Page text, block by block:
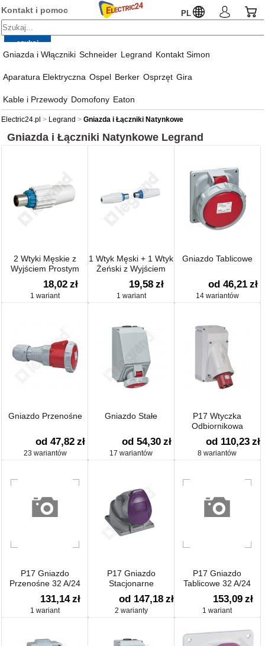
Kontakt i pomoc PL
Gniazda i Włączniki Schneider Legrand Kontakt Simon
Aparatura Elektryczna Ospel Berker Osprzęt Gira
Kable i Przewody Domofony Eaton
Electric24.pl Legrand Gniazda i Łączniki Natynkowe
Gniazda i Łączniki Natynkowe Legrand
2 Wtyki Męskie z
Wyjściem Prostym
18,02 zł
1 wariant
1 Wtyk Męski + 1 Wtyk
Żeński z Wyjściem
Prostym
19,58 zł
1 wariant
Gniazdo Tablicowe
od 46,21 zł
14 wariantów
Gniazdo Przenośne
od 47,82 zł
23 wariantów
Gniazdo Stałe
od 54,30 zł
17 wariantów
P17 Wtyczka
Odbiornikowa
od 110,23 zł
8 wariantów
P17 Gniazdo
Przenośne 32 A/24
V/2p Ip44
131,14 zł
1 wariant
P17 Gniazdo
Stacjonarne
od 147,18 zł
2 warianty
P17 Gniazdo
Tablicowe 32 A/24
V/2p Ip44
153,09 zł
1 wariant